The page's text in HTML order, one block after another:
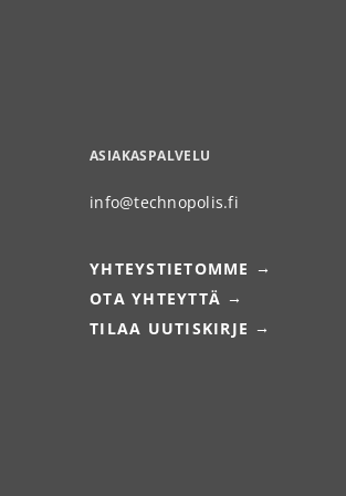
ASIAKASPALVELU
info@technopolis.fi
YHTEYSTIETOMME
OTA YHTEYTTÄ
TILAA UUTISKIRJE